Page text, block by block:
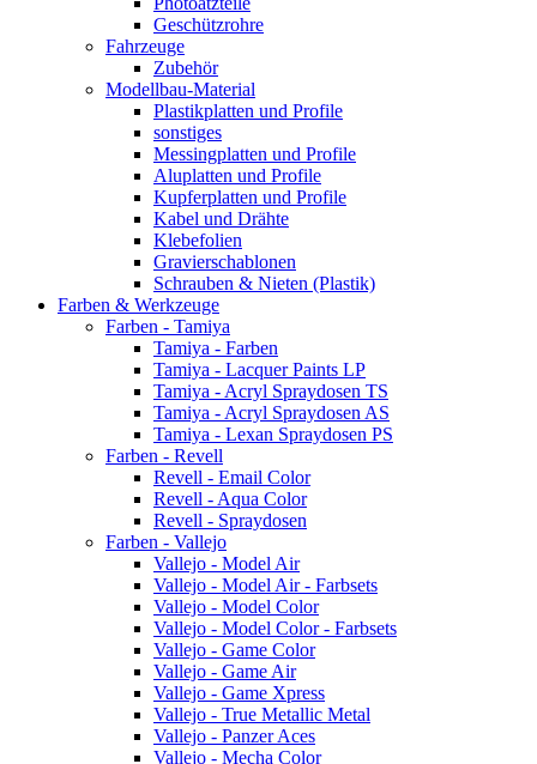
Geschützrohre
Fahrzeuge
Zubehör
Modellbau-Material
Plastikplatten und Profile
sonstiges
Messingplatten und Profile
Aluplatten und Profile
Kupferplatten und Profile
Kabel und Drähte
Klebefolien
Gravierschablonen
Schrauben & Nieten (Plastik)
Farben & Werkzeuge
Farben - Tamiya
Tamiya - Farben
Tamiya - Lacquer Paints LP
Tamiya - Acryl Spraydosen TS
Tamiya - Acryl Spraydosen AS
Tamiya - Lexan Spraydosen PS
Farben - Revell
Revell - Email Color
Revell - Aqua Color
Revell - Spraydosen
Farben - Vallejo
Vallejo - Model Air
Vallejo - Model Air - Farbsets
Vallejo - Model Color
Vallejo - Model Color - Farbsets
Vallejo - Game Color
Vallejo - Game Air
Vallejo - Game Xpress
Vallejo - True Metallic Metal
Vallejo - Panzer Aces
Vallejo - Mecha Color